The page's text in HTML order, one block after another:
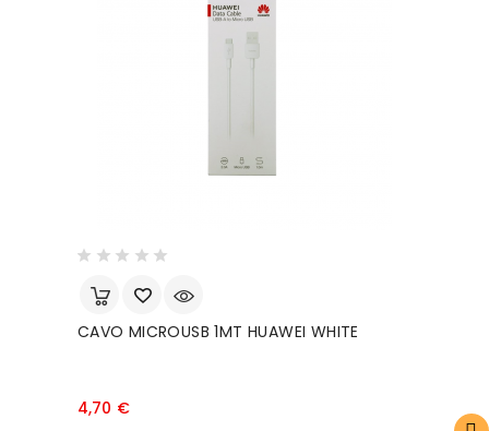
CAVO MICROUSB 1MT HUAWEI WHITE
4,70 €Prezzo